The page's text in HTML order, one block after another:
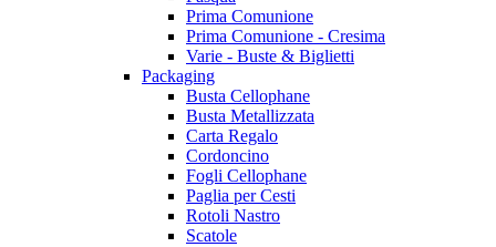
Prima Comunione
Prima Comunione - Cresima
Varie - Buste & Biglietti
Packaging
Busta Cellophane
Busta Metallizzata
Carta Regalo
Cordoncino
Fogli Cellophane
Paglia per Cesti
Rotoli Nastro
Scatole